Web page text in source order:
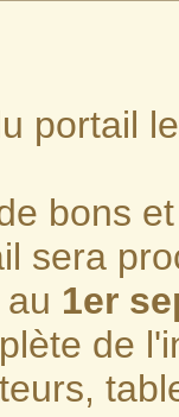
portail
bons
sera
1er
de